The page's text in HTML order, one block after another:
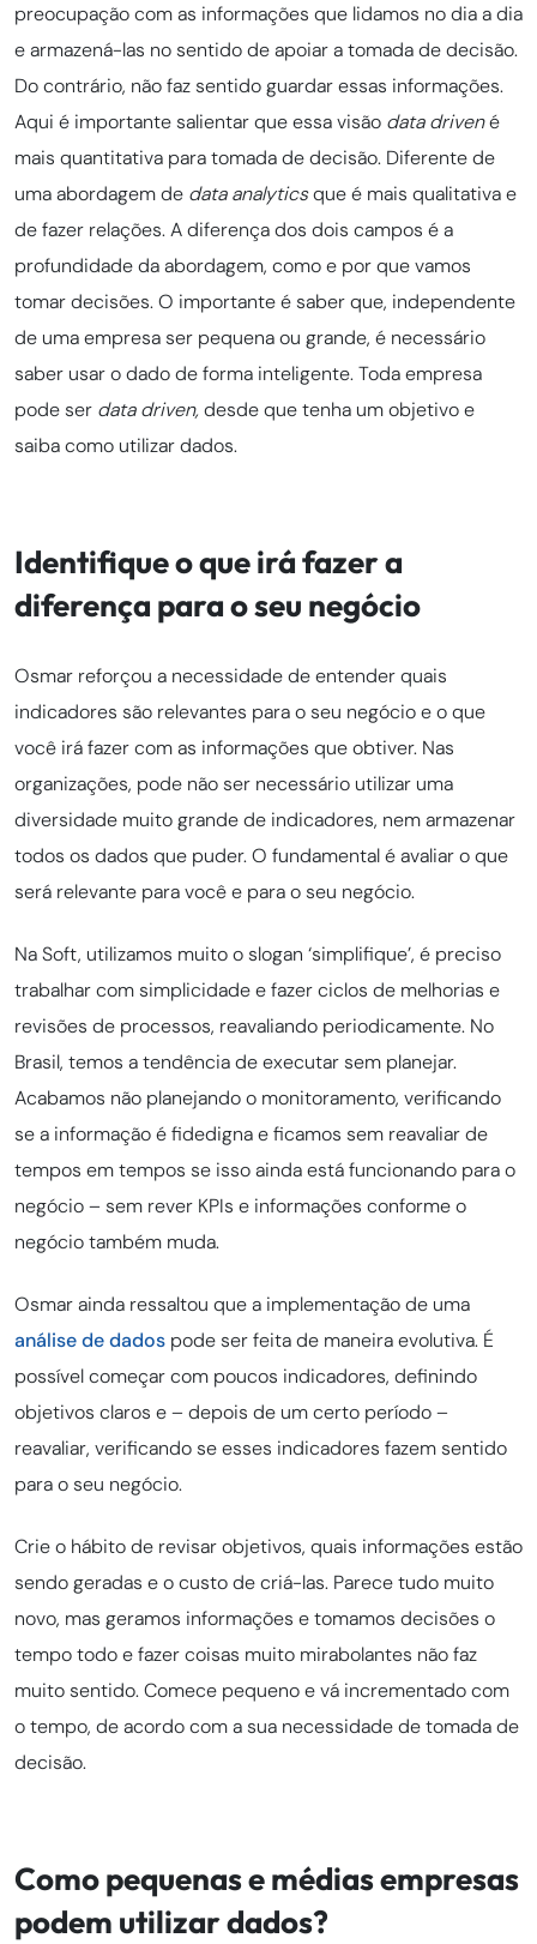
preocupação com as informações que lidamos no dia a dia
e armazená-las no sentido de apoiar a tomada de decisão.
Do contrário, não faz sentido guardar essas informações.
Aqui é importante salientar que essa visão data drivené
mais quantitativa para tomada de decisão. Diferente de
uma abordagem de data analyticsque é mais qualitativa e
de fazer relações. A diferença dos dois campos é a
profundidade da abordagem, como e por que vamos
tomar decisões. O importante é saber que, independente
de uma empresa ser pequena ou grande, é necessário
saber usar o dado de forma inteligente. Toda empresa
pode ser data driven,desde que tenha um objetivo e
saiba como utilizar dados.
Identifique o que irá fazer a
diferença para o seu negócio
Osmar reforçou a necessidade de entender quais
indicadores são relevantes para o seu negócio e o que
você irá fazer com as informações que obtiver. Nas
organizações, pode não ser necessário utilizar uma
diversidade muito grande de indicadores, nem armazenar
todos os dados que puder. O fundamental é avaliar o que
será relevante para você e para o seu negócio.
Na Soft, utilizamos muito o slogan ‘simplifique’, é preciso
trabalhar com simplicidade e fazer ciclos de melhorias e
revisões de processos, reavaliando periodicamente. No
Brasil, temos a tendência de executar sem planejar.
Acabamos não planejando o monitoramento, verificando
se a informação é fidedigna e ficamos sem reavaliar de
tempos em tempos se isso ainda está funcionando para o
negócio – sem rever KPIs e informações conforme o
negócio também muda.
Osmar ainda ressaltou que a implementação de uma
análise de dados pode ser feita de maneira evolutiva. É
possível começar com poucos indicadores, definindo
objetivos claros e – depois de um certo período –
reavaliar, verificando se esses indicadores fazem sentido
para o seu negócio.
Crie o hábito de revisar objetivos, quais informações estão
sendo geradas e o custo de criá-las. Parece tudo muito
novo, mas geramos informações e tomamos decisões o
tempo todo e fazer coisas muito mirabolantes não faz
muito sentido. Comece pequeno e vá incrementado com
o tempo, de acordo com a sua necessidade de tomada de
decisão.
Como pequenas e médias empresas
podem utilizar dados?